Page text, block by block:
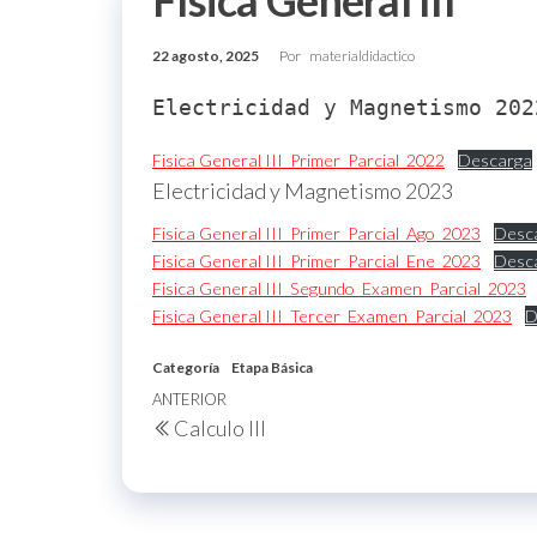
22 agosto, 2025 Por materialdidactico
Electricidad y Magnetismo
Fisica General III_Primer_Parcial_2022 Descarga
Electricidad y Magnetismo 2023
Fisica General III_Primer_Parcial_Ago_2023
Fisica General III_Primer_Parcial_Ene_2023
Fisica General III_Segundo_Examen_Parcial_2023
Fisica General III_Tercer_Examen_Parcial_2023
Categoría Etapa Básica
Navegación
de
entradas
Entrada
anterior
ANTERIOR
Calculo III